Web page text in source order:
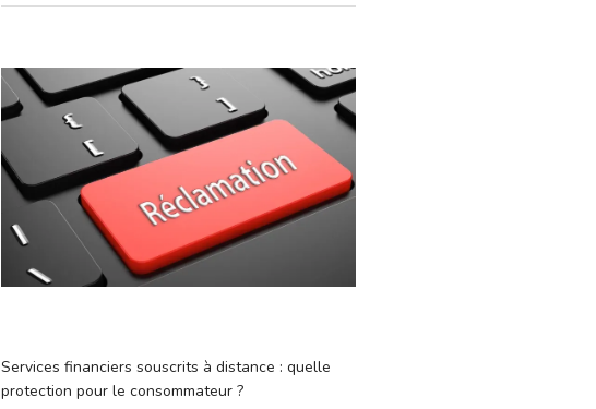
Services financiers souscrits à distance : quelle
protection pour le consommateur ?